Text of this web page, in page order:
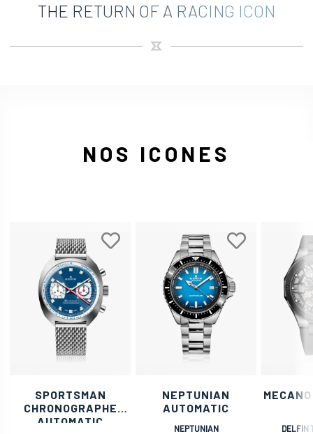
THE RETURN OF A RACING ICON
NOS ICONES
SPORTSMAN
CHRONOGRAPHE
AUTOMATIC
NEPTUNIAN
AUTOMATIC
NEPTUNIAN DELFIN